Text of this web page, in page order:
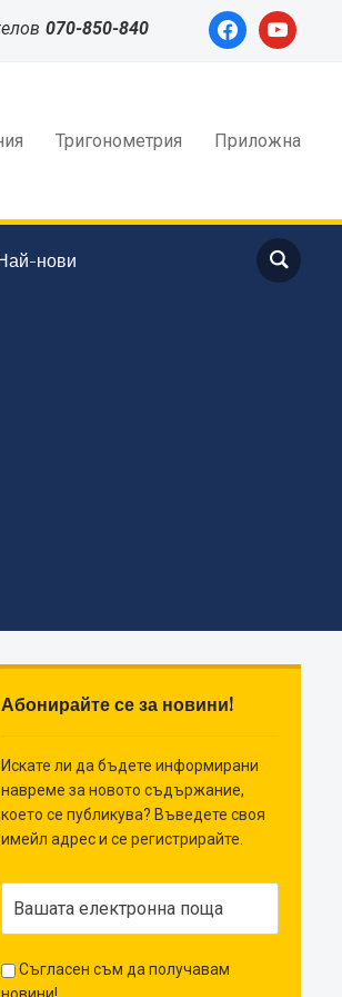
facebookyoutube
070-850-840
Тригонометрия Приложна
нови
Абонирайте се за новини!
Искате ли да бъдете информирани
навреме за новото съдържание,
което се публикува? Въведете своя
имейл адрес и се регистрирайте.
Съгласен съм да получавам